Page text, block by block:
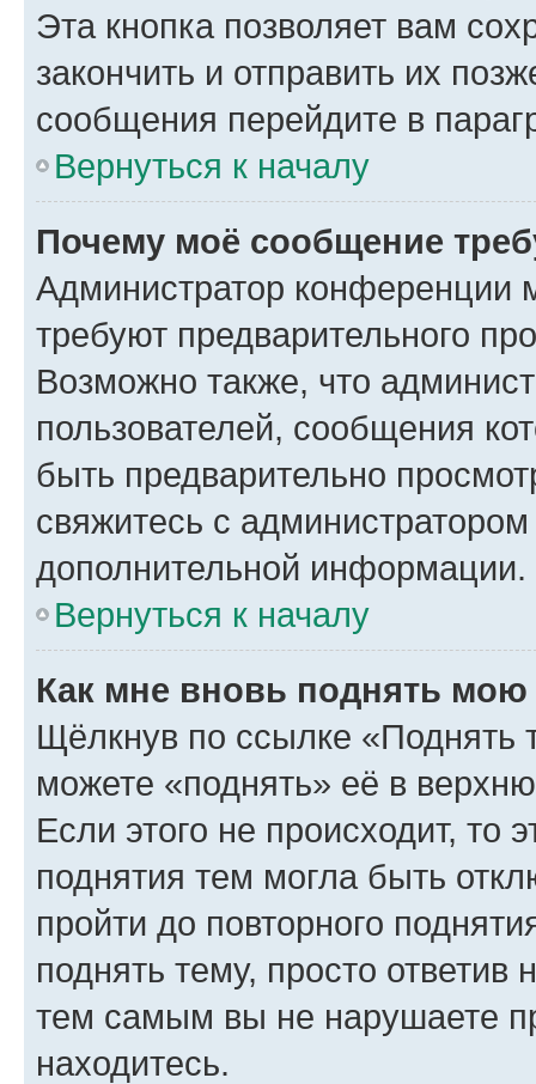
Эта кнопка позволяет вам
закончить и отправить их
сообщения перейдите в
Вернуться к началу
Почему моё сообщение
Администратор конференции
требуют предварительного
Возможно также, что
пользователей, сообщения
быть предварительно
свяжитесь с
дополнительной информации.
Вернуться к началу
Как мне вновь поднять мою
Щёлкнув по ссылке «Поднять
можете «поднять» её в
Если этого не происходит, то
поднятия тем могла быть
пройти до повторного
поднять тему, просто ответив
тем самым вы не нарушаете
находитесь.